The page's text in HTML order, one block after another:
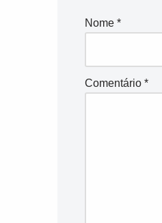
Nome *
Comentário *